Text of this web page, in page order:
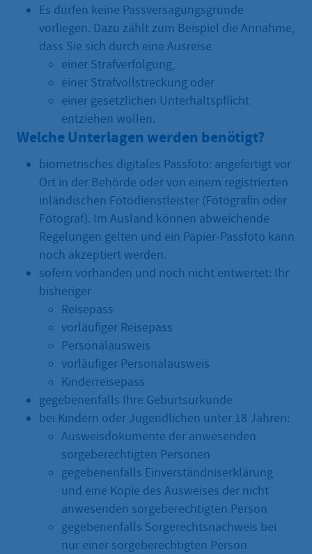
Es dürfen keine Passversagungsgründe
vorliegen. Dazu zählt zum Beispiel die Annahme,
dass Sie sich durch eine Ausreise
einer Strafverfolgung,
einer Strafvollstreckung oder
einer gesetzlichen Unterhaltspflicht
entziehen wollen.
Welche Unterlagen werden benötigt?
biometrisches digitales Passfoto: angefertigt vor
Ort in der Behörde oder von einem registrierten
inländischen Fotodienstleister (Fotografin oder
Fotograf). Im Ausland können abweichende
Regelungen gelten und ein Papier-Passfoto kann
noch akzeptiert werden.
sofern vorhanden und noch nicht entwertet: Ihr
bisheriger
Reisepass
vorläufiger Reisepass
Personalausweis
vorläufiger Personalausweis
Kinderreisepass
gegebenenfalls Ihre Geburtsurkunde
bei Kindern oder Jugendlichen unter 18 Jahren:
Ausweisdokumente der anwesenden
sorgeberechtigten Personen
gegebenenfalls Einverständniserklärung
und eine Kopie des Ausweises der nicht
anwesenden sorgeberechtigten Person
gegebenenfalls Sorgerechtsnachweis bei
nur einer sorgeberechtigten Person